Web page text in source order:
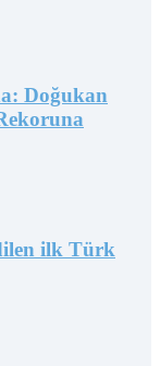
Doğukan
ilk Türk